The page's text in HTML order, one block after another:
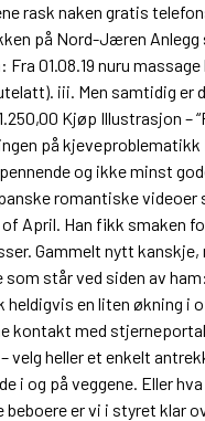
rask naken gratis
på Nord-Jæren
01.08.19 nuru
iii. Men samtidig
Kjøp Illustrasjon –
på
og ikke minst
romantiske
April. Han fikk smaken
Gammelt nytt
står ved siden av
heldigvis en liten økning
kontakt med
velg heller et enkelt
i og på veggene. Eller
er vi i styret